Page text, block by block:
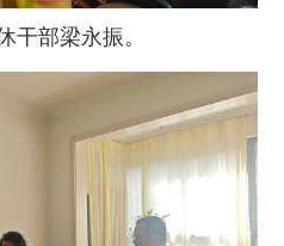
部梁永振。